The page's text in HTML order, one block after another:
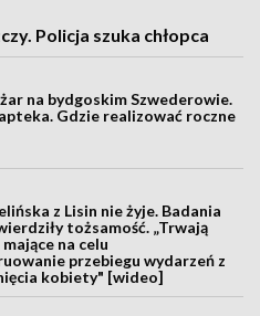
Policja szuka chłopca
na bydgoskim Szwederowie.
apteka. Gdzie realizować roczne
z Lisin nie żyje. Badania
tożsamość. „Trwają
na celu
przebiegu wydarzeń z
kobiety" [wideo]